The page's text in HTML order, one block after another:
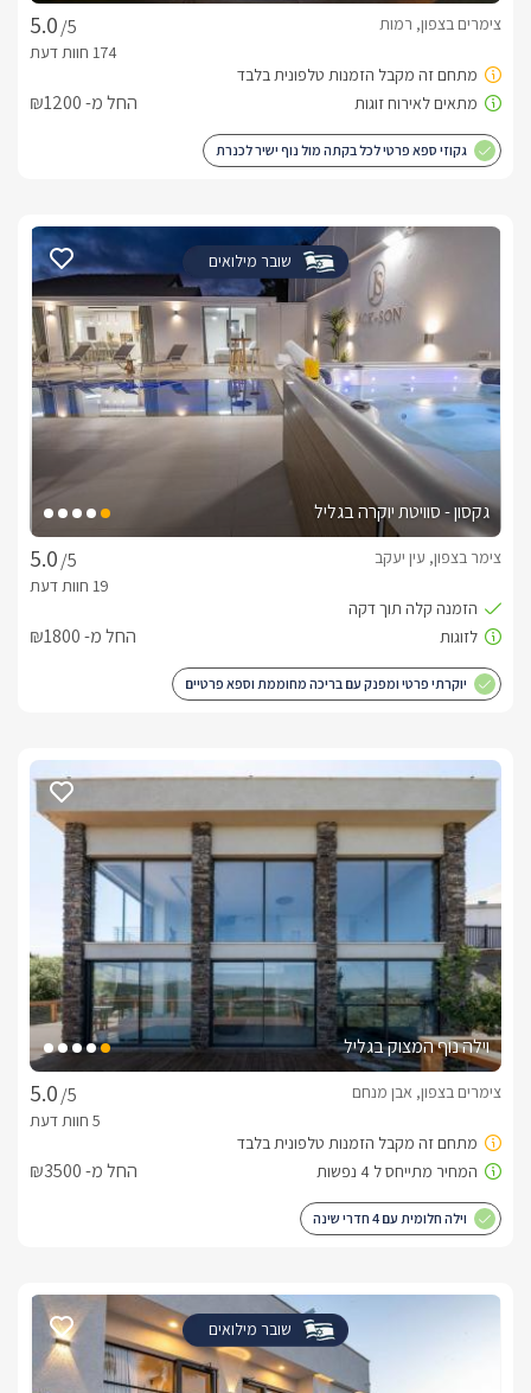
/5
צימרים בצפון, רמות
החל מ- ₪1200
גקוזי ספא פרטי לכל בקתה מול נוף ישיר לכנרת
שובר מילואים
גקסון - סוויטת יוקרה בגליל
/5
צימר בצפון, עין יעקב
החל מ- ₪1800
יוקרתי פרטי ומפנק עם בריכה מחוממת וספא פרטיים
וילה נוף המצוק בגליל
/5
צימרים בצפון, אבן מנחם
החל מ- ₪3500
וילה חלומית עם 4 חדרי שינה
שובר מילואים